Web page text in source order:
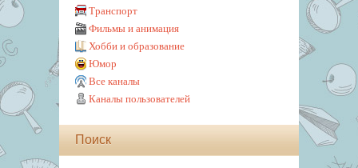
Транспорт
Фильмы и анимация
Хобби и образование
Юмор
Все каналы
Каналы пользователей
Поиск